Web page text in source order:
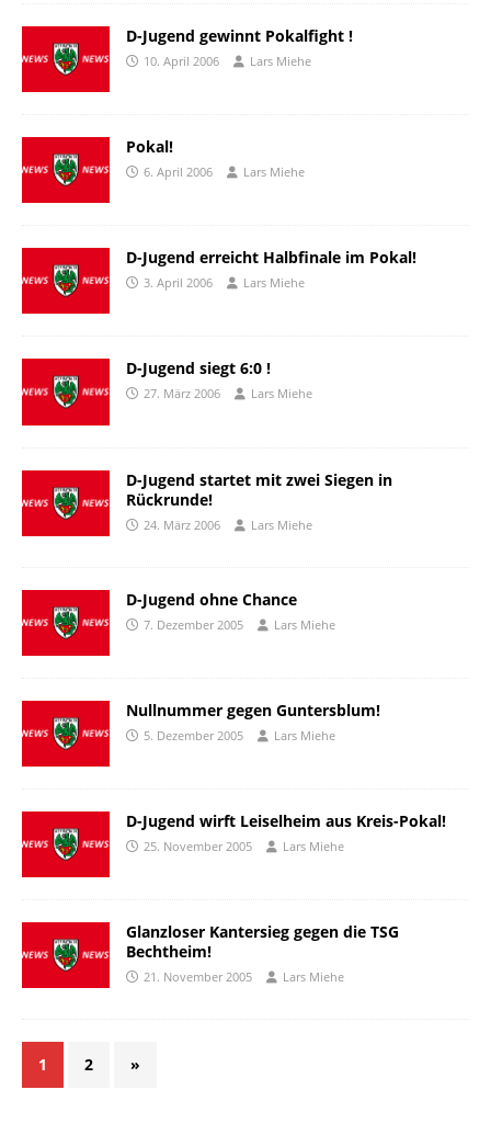
D-Jugend gewinnt Pokalfight !
10. April 2006 Lars Miehe
Pokal!
6. April 2006 Lars Miehe
D-Jugend erreicht Halbfinale im Pokal!
3. April 2006 Lars Miehe
D-Jugend siegt 6:0 !
27. März 2006 Lars Miehe
D-Jugend startet mit zwei Siegen in
Rückrunde!
24. März 2006 Lars Miehe
D-Jugend ohne Chance
7. Dezember 2005 Lars Miehe
Nullnummer gegen Guntersblum!
5. Dezember 2005 Lars Miehe
D-Jugend wirft Leiselheim aus Kreis-Pokal!
25. November 2005 Lars Miehe
Glanzloser Kantersieg gegen die TSG
Bechtheim!
21. November 2005 Lars Miehe
1 2 »